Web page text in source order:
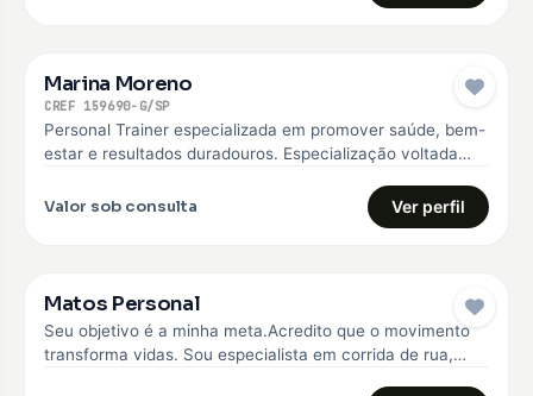
Marina Moreno
CREF 159690-G/SP
Personal Trainer especializada em promover saúde, bem-
estar e resultados duradouros. Especialização voltada
de…
Valor sob consulta Ver perfil
Matos Personal
Seu objetivo é a minha meta.Acredito que o movimento
transforma vidas. Sou especialista em corrida de rua,